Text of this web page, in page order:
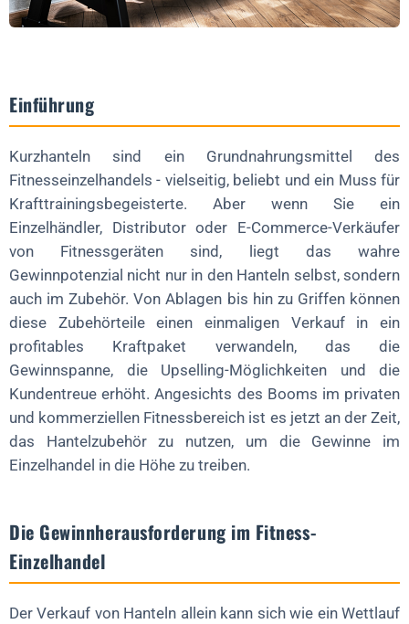
Der Gewinn zahlt sich aus
Welches ist das beste Zubehör, um mit dem Verkauf zu
beginnen?
Wie steigern Accessoires den Gewinn?
Sind sie den Platz im Inventar wert?
Können kleine Einzelhändler konkurrieren?
Warum sollte man Zubehör aus China beziehen?
Einpacken
Sind Sie bereit, Ihre Einzelhandelsgewinne zu steigern?
Einführung
Kurzhanteln sind ein Grundnahrungsmittel des
Fitnesseinzelhandels - vielseitig, beliebt und ein Muss für
Krafttrainingsbegeisterte. Aber wenn Sie ein
Einzelhändler, Distributor oder E-Commerce-Verkäufer
von Fitnessgeräten sind, liegt das wahre
Gewinnpotenzial nicht nur in den Hanteln selbst, sondern
auch im Zubehör. Von Ablagen bis hin zu Griffen können
diese Zubehörteile einen einmaligen Verkauf in ein
profitables Kraftpaket verwandeln, das die
Gewinnspanne, die Upselling-Möglichkeiten und die
Kundentreue erhöht. Angesichts des Booms im privaten
und kommerziellen Fitnessbereich ist es jetzt an der Zeit,
das Hantelzubehör zu nutzen, um die Gewinne im
Einzelhandel in die Höhe zu treiben.
Die Gewinnherausforderung im Fitness-
Einzelhandel
Der Verkauf von Hanteln allein kann sich wie ein Wettlauf